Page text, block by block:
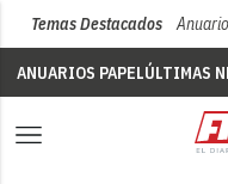
Temas Destacados
ANUARIOS PAPELÚLTIMAS